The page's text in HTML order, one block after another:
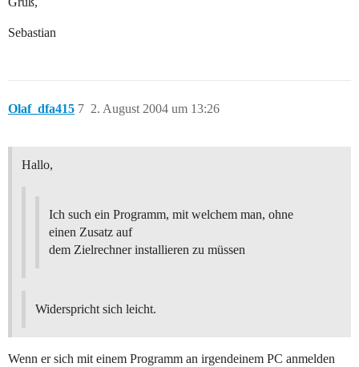
Sebastian
Olaf_dfa415 2. August 2004 um 13:26
7
Hallo,
Ich such ein Programm, mit welchem man, ohne
einen Zusatz auf
dem Zielrechner installieren zu müssen
Widerspricht sich leicht.
Wenn er sich mit einem Programm an irgendeinem PC anmelden